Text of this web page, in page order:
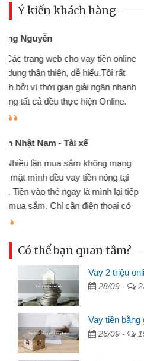
Ý kiến khách hàng
Mình cần
chiếc xe
gói vay tiền
cần gặp mặt
thiệu cho bạn bè biết
Cấn Văn
Tôi kinh
nhiều lúc
đến website
đã giải
Có thể bạn quan tâm?
Vay 2 triệu
28/09 -
Vay tiền
26/09 -